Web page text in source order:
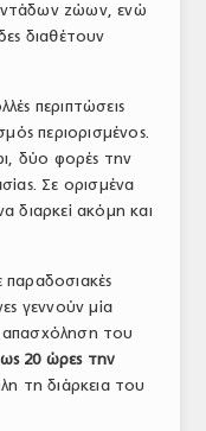
ζώων, ενώ
διαθέτουν
περιπτώσεις
περιορισμένος.
δύο φορές την
Σε ορισμένα
διαρκεί ακόμη και
γεννούν μία
του
20 ώρες την
τη διάρκεια του